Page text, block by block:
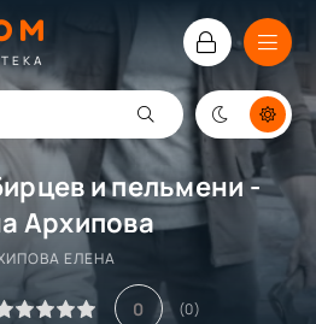
и пельмени -
Архипова
ЕЛЕНА
0 (0)